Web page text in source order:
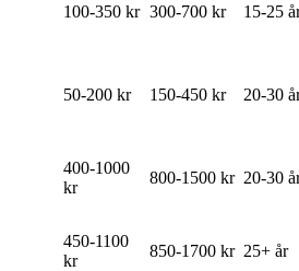
100-350 kr 300-700 kr 15-25
50-200 kr 150-450 kr 20-30
400-1000
kr
800-1500 kr 20-30
450-1100
kr
850-1700 kr 25+ år